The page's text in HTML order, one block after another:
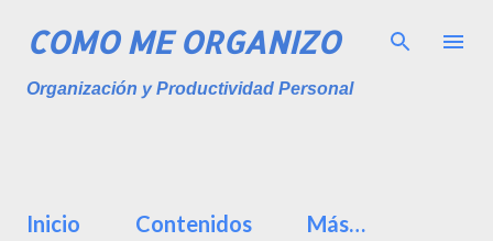
Ir al contenido principal
COMO ME ORGANIZO
Organización y Productividad Personal
Inicio Contenidos Más…